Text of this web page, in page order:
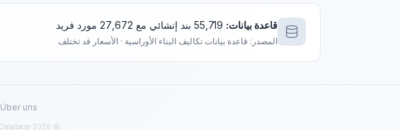
قاعدة بيانات: 55,719 بند إنشائي مع 27,672 مورد فريد
المصدر: قاعدة بيانات تكاليف البناء الأوراسية · الأسعار قد تختلف
Über uns
© 2026 OpenConstructionEstimate.com · Eurasian Construction Cost Database